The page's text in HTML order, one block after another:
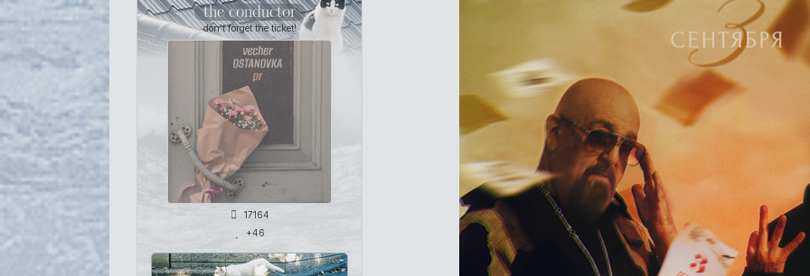
the conductor
don't forget the ticket!
17164
+46